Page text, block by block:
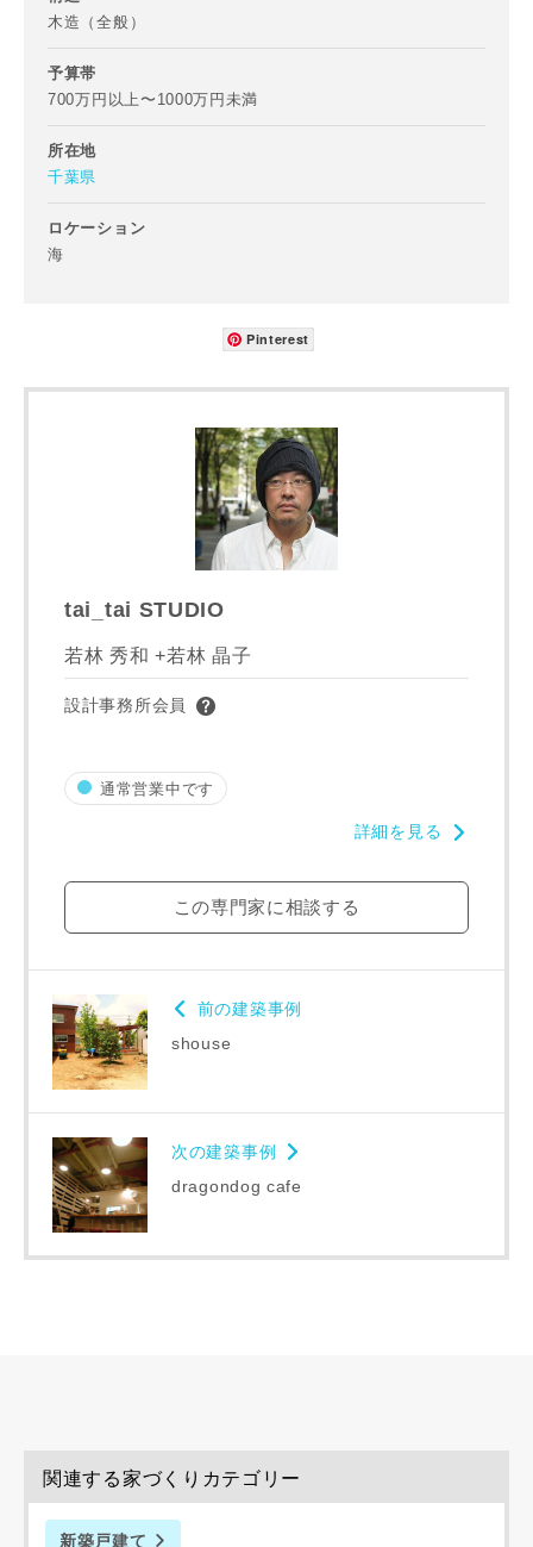
木造（全般）
予算帯
700万円以上〜1000万円未満
所在地
千葉県
ロケーション
海
Pinterest
tai_tai STUDIO
若林 秀和 +若林 晶子
設計事務所会員
通常営業中です
詳細を見る
この専門家に相談する
前の建築事例
shouse
次の建築事例
dragondog cafe
関連する家づくりカテゴリー
新築戸建て